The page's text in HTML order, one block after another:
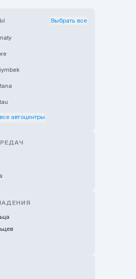
Выбрать все
Zhol
автоцентры